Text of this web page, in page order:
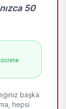
50
ücrete
başka
hepsi